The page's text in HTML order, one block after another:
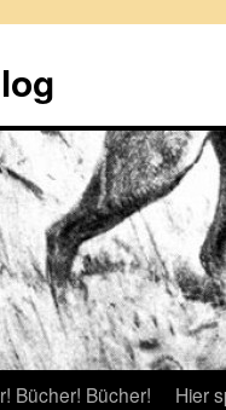
Bücher! Bücher!
Hier